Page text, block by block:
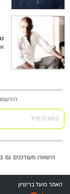
כתובת מייל
הישארו מעודכנים גם
האתר פועל ברישיון